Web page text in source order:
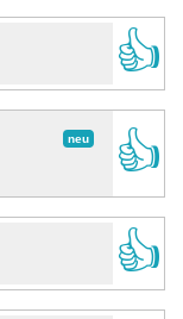
👍
neu
👍
👍